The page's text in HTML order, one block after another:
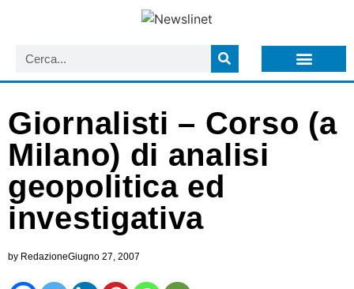
Giornalisti – Corso (a
Milano) di analisi
geopolitica ed
investigativa
by RedazioneGiugno 27, 2007